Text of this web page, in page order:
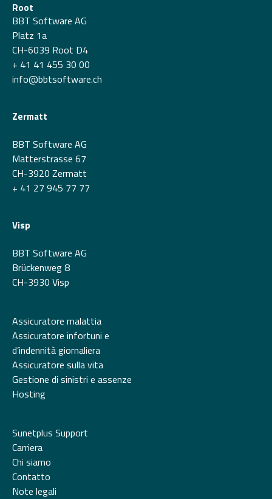
Root
BBT Software AG
Platz 1a
CH-6039 Root D4
+ 41 41 455 30 00
info@bbtsoftware.ch
Zermatt
BBT Software AG
Matterstrasse 67
CH-3920 Zermatt
+ 41 27 945 77 77
Visp
BBT Software AG
Brückenweg 8
CH-3930 Visp
Assicuratore malattia
Assicuratore infortuni e
d’indennità giornaliera
Assicuratore sulla vita
Gestione di sinistri e assenze
Hosting
Sunetplus Support
Carriera
Chi siamo
Contatto
Note legali